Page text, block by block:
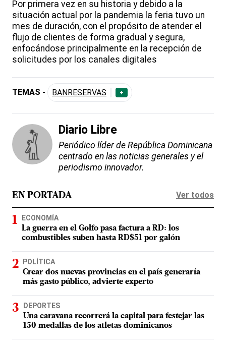
Por primera vez en su historia y debido a la
situación actual por la pandemia la feria tuvo un
mes de duración, con el propósito de atender el
flujo de clientes de forma gradual y segura,
enfocándose principalmente en la recepción de
solicitudes por los canales digitales
TEMAS - BANRESERVAS +
Diario Libre
Periódico líder de República Dominicana
centrado en las noticias generales y el
periodismo innovador.
EN PORTADA Ver todos
ECONOMÍA
La guerra en el Golfo pasa factura a RD: los
combustibles suben hasta RD$51 por galón
POLÍTICA
Crear dos nuevas provincias en el país generaría
más gasto público, advierte experto
DEPORTES
Una caravana recorrerá la capital para festejar las
150 medallas de los atletas dominicanos